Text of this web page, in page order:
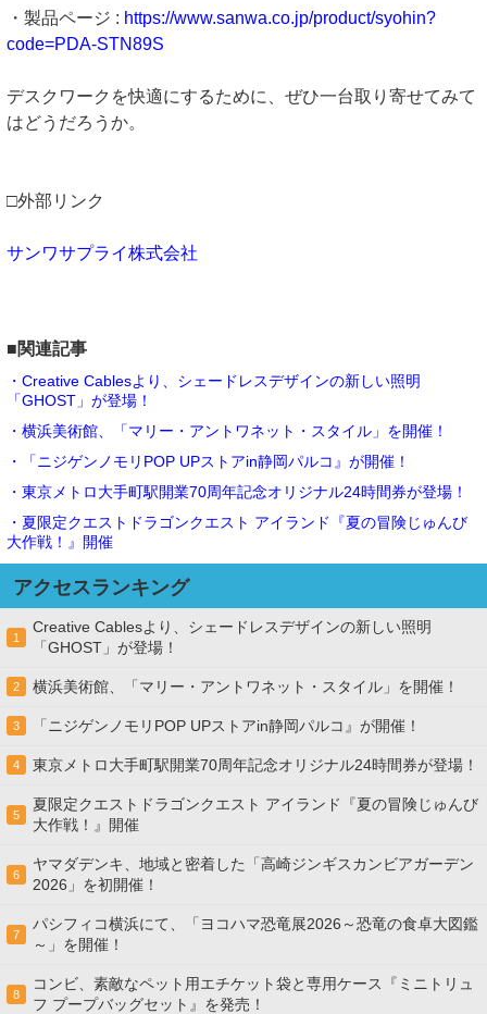
・製品ページ : https://www.sanwa.co.jp/product/syohin?
code=PDA-STN89S
デスクワークを快適にするために、ぜひ一台取り寄せてみて
はどうだろうか。
□外部リンク
サンワサプライ株式会社
■関連記事
・Creative Cablesより、シェードレスデザインの新しい照明
「GHOST」が登場！
・横浜美術館、「マリー・アントワネット・スタイル」を開催！
・「ニジゲンノモリPOP UPストアin静岡パルコ』が開催！
・東京メトロ大手町駅開業70周年記念オリジナル24時間券が登場！
・夏限定クエストドラゴンクエスト アイランド『夏の冒険じゅんび
大作戦！』開催
アクセスランキング
1
Creative Cablesより、シェードレスデザインの新しい照明
「GHOST」が登場！
2 横浜美術館、「マリー・アントワネット・スタイル」を開催！
3 「ニジゲンノモリPOP UPストアin静岡パルコ』が開催！
4 東京メトロ大手町駅開業70周年記念オリジナル24時間券が登場！
5
夏限定クエストドラゴンクエスト アイランド『夏の冒険じゅんび
大作戦！』開催
6
ヤマダデンキ、地域と密着した「高崎ジンギスカンビアガーデン
2026」を初開催！
7
パシフィコ横浜にて、「ヨコハマ恐竜展2026～恐竜の食卓大図鑑
～」を開催！
8
コンビ、素敵なペット用エチケット袋と専用ケース『ミニトリュ
フ プープバッグセット』を発売！